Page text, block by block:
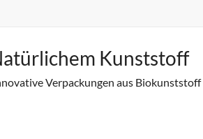
Kunststoff
Verpackungen aus